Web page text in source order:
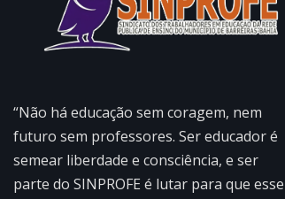
“Não há educação sem coragem, nem
futuro sem professores. Ser educador é
semear liberdade e consciência, e ser
parte do SINPROFE é lutar para que esse